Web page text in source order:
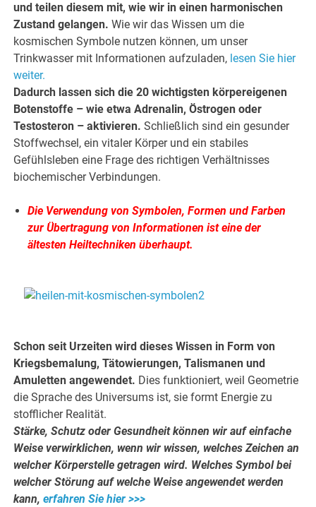
und teilen diesem mit, wie wir in einen harmonischen
Zustand gelangen.Wie wir das Wissen um die
kosmischen Symbole nutzen können, um unser
Trinkwasser mit Informationen aufzuladen, lesen Sie hier
weiter.
Dadurch lassen sich die 20 wichtigsten körpereigenen
Botenstoffe – wie etwa Adrenalin, Östrogen oder
Testosteron – aktivieren. Schließlich sind ein gesunder
Stoffwechsel, ein vitaler Körper und ein stabiles
Gefühlsleben eine Frage des richtigen Verhältnisses
biochemischer Verbindungen.
Die Verwendung von Symbolen, Formen und Farben
zur Übertragung von Informationen ist eine der
ältesten Heiltechniken überhaupt.
Schon seit Urzeiten wird dieses Wissen in Form von
Kriegsbemalung, Tätowierungen, Talismanen und
Amuletten angewendet. Dies funktioniert, weil Geometrie
die Sprache des Universums ist, sie formt Energie zu
stofflicher Realität.
Stärke, Schutz oder Gesundheit können wir auf einfache
Weise verwirklichen, wenn wir wissen, welches Zeichen an
welcher Körperstelle getragen wird. Welches Symbol bei
welcher Störung auf welche Weise angewendet werden
kann,erfahren Sie hier >>>